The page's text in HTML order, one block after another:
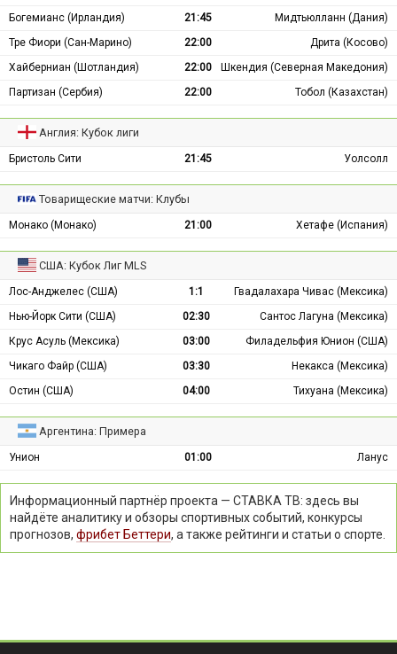
Богемианс (Ирландия)
21:45
Мидтьюлланн (Дания)
Тре Фиори (Сан-Марино)
22:00
Дрита (Косово)
Хайберниан (Шотландия)
22:00
Шкендия (Северная Македония)
Партизан (Сербия)
22:00 Тобол (Казахстан)
Англия: Кубок лиги
Бристоль Сити 21:45 Уолсолл
Товарищеские матчи: Клубы
Монако (Монако) 21:00 Хетафе (Испания)
США: Кубок Лиг MLS
Лос-Анджелес (США) 1:1
Гвадалахара Чивас (Мексика)
Нью-Йорк Сити (США)
02:30
Сантос Лагуна (Мексика)
Крус Асуль (Мексика)
03:00
Филадельфия Юнион (США)
Чикаго Файр (США)
03:30
Некакса (Мексика)
Остин (США)
04:00 Тихуана (Мексика)
Аргентина: Примера
Унион 01:00 Ланус
Информационный партнёр проекта — СТАВКА ТВ: здесь вы
найдёте аналитику и обзоры спортивных событий, конкурсы
прогнозов, фрибет Беттери, а также рейтинги и статьи о спорте.